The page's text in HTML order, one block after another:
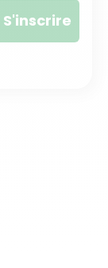
S'inscrire